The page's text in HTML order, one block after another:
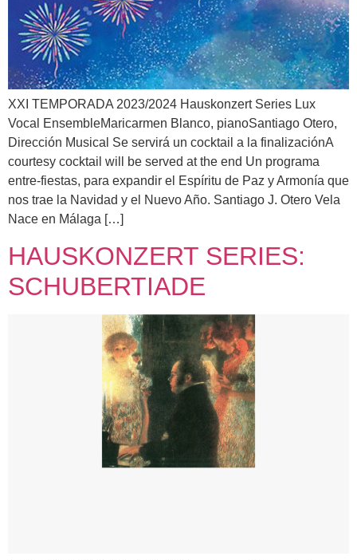
XXI TEMPORADA 2023/2024 Hauskonzert Series Lux
Vocal EnsembleMaricarmen Blanco, pianoSantiago Otero,
Dirección Musical Se servirá un cocktail a la finalizaciónA
courtesy cocktail will be served at the end Un programa
entre-fiestas, para expandir el Espíritu de Paz y Armonía que
nos trae la Navidad y el Nuevo Año. Santiago J. Otero Vela
Nace en Málaga […]
HAUSKONZERT SERIES:
SCHUBERTIADE